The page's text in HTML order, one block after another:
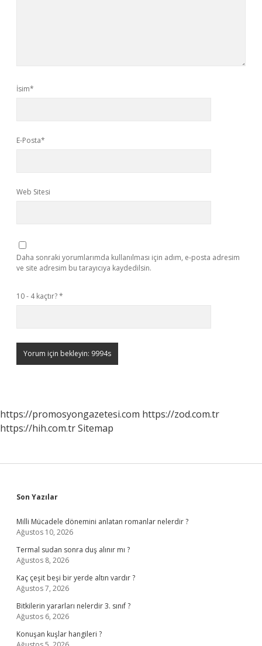
İsim*
E-Posta*
Web Sitesi
Daha sonraki yorumlarımda kullanılması için adım, e-posta adresim
ve site adresim bu tarayıcıya kaydedilsin.
10 - 4 kaçtır?*
https://promosyongazetesi.com https://zod.com.tr
https://hih.com.trSitemap
Sidebar
Son Yazılar
Milli Mücadele dönemini anlatan romanlar nelerdir ?
Ağustos 10, 2026
Termal sudan sonra duş alınır mı ?
Ağustos 8, 2026
Kaç çeşit beşi bir yerde altın vardır ?
Ağustos 7, 2026
Bitkilerin yararları nelerdir 3. sınıf ?
Ağustos 6, 2026
Konuşan kuşlar hangileri ?